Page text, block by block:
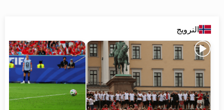
معلومات عن هذا الموقع
النرويج